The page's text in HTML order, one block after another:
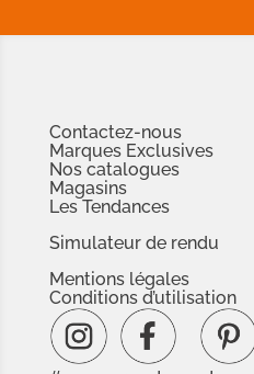
Contactez-nous
Marques Exclusives
Nos catalogues
Magasins
Les Tendances
Simulateur de rendu
Mentions légales
Conditions d’utilisation